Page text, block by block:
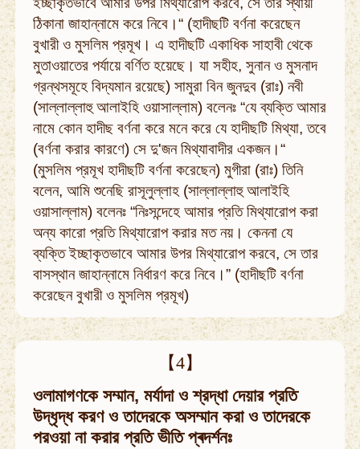
ঠিকানা জাহান্নামে করে নিবে।“ (হাদীছটি বর্ণনা করেছেন
বুখারী ও মুসলিম প্রমূখ। এ হাদীছটি একাধিক সাহাবী থেকে
মুতাওয়াতের পর্যায়ে বর্ণিত হয়েছে। যা সহীহ, সুনান ও মুসনাদ
গ্রন্থসমূহে বিদ্যমান রয়েছে) সামুরা বিন জুনদুব (রাঃ) নবী
(সাল্লাল্লাহু আলাইহি ওয়াসাল্লাম) বলেনঃ “যে ব্যক্তি আমার
নামে কোন হাদীছ বর্ণনা করে মনে করে যে হাদীছটি মিথ্যা, তবে
(বর্ণনা করার কারণে) সে দু'জন মিথ্যাবাদীর একজন।“
(মুসলিম প্রমূখ হাদীছটি বর্ণনা করেছেন) মুগীরা (রাঃ) তিনি
বলেন, আমি শুনেছি রাসূলুল্লাহ (সাল্লাল্লাহু আলাইহি
ওয়াসাল্লাম) বলেনঃ “নিঃসন্দেহে আমার প্রতি মিথ্যারোপ করা
অন্য কারো প্রতি মিথ্যারোপ করার মত নয়। কেননা যে
ব্যক্তি ইচ্ছাকৃতভাবে আমার উপর মিথ্যারোপ করবে, সে তার
বাসস্থান জাহান্নামে নির্ধারণ করে নিবে।” (হাদীছটি বর্ণনা
করেছেন বুখারী ও মুসলিম প্রমূখ)
【4】
ওলামাগণকে সম্মান, মর্যাদা ও শ্রদ্ধা দেয়ার প্রতি
উদ্ধৃদ্ধ করণ ও তাদেরকে অসম্মান করা ও তাদেরকে
পরওয়া না করার প্রতি ভীতি প্ৰদৰ্শনঃ